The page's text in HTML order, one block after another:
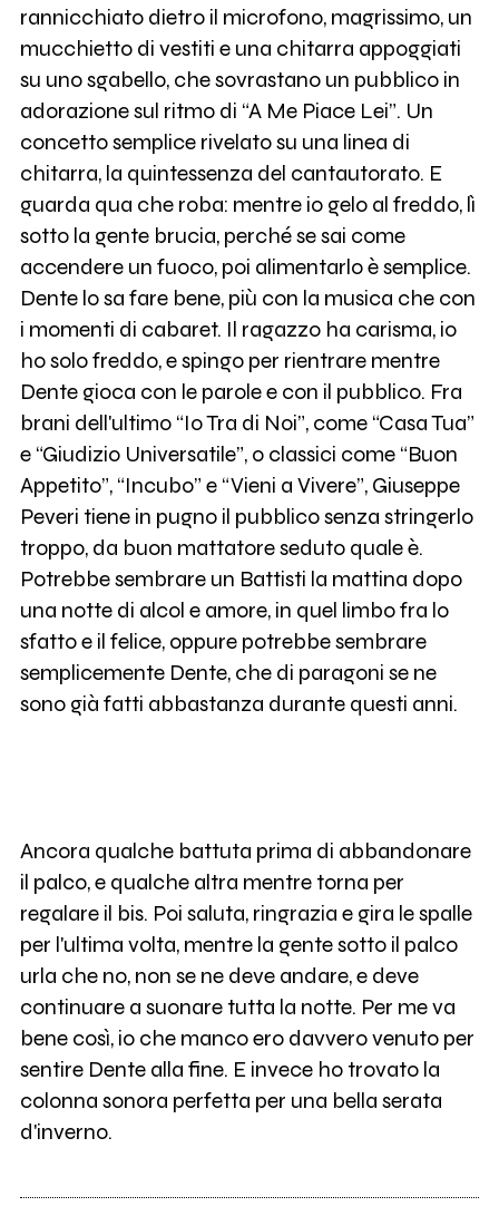
rannicchiato dietro il microfono, magrissimo, un
mucchietto di vestiti e una chitarra appoggiati
su uno sgabello, che sovrastano un pubblico in
adorazione sul ritmo di “A Me Piace Lei”. Un
concetto semplice rivelato su una linea di
chitarra, la quintessenza del cantautorato. E
guarda qua che roba: mentre io gelo al freddo, lì
sotto la gente brucia, perché se sai come
accendere un fuoco, poi alimentarlo è semplice.
Dente lo sa fare bene, più con la musica che con
i momenti di cabaret. Il ragazzo ha carisma, io
ho solo freddo, e spingo per rientrare mentre
Dente gioca con le parole e con il pubblico. Fra
brani dell'ultimo “Io Tra di Noi”, come “Casa Tua”
e “Giudizio Universatile”, o classici come “Buon
Appetito”, “Incubo” e “Vieni a Vivere”, Giuseppe
Peveri tiene in pugno il pubblico senza stringerlo
troppo, da buon mattatore seduto quale è.
Potrebbe sembrare un Battisti la mattina dopo
una notte di alcol e amore, in quel limbo fra lo
sfatto e il felice, oppure potrebbe sembrare
semplicemente Dente, che di paragoni se ne
sono già fatti abbastanza durante questi anni.
Ancora qualche battuta prima di abbandonare
il palco, e qualche altra mentre torna per
regalare il bis. Poi saluta, ringrazia e gira le spalle
per l'ultima volta, mentre la gente sotto il palco
urla che no, non se ne deve andare, e deve
continuare a suonare tutta la notte. Per me va
bene così, io che manco ero davvero venuto per
sentire Dente alla fine. E invece ho trovato la
colonna sonora perfetta per una bella serata
d'inverno.